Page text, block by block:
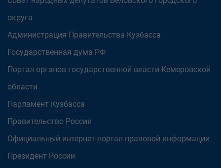
округа
Администрация Правительства Кузбасса
Государственная дума РФ
Портал органов государственной власти Кемеровской
области
Парламент Кузбасса
Правительство России
Официальный интернет-портал правовой информации
Президент России